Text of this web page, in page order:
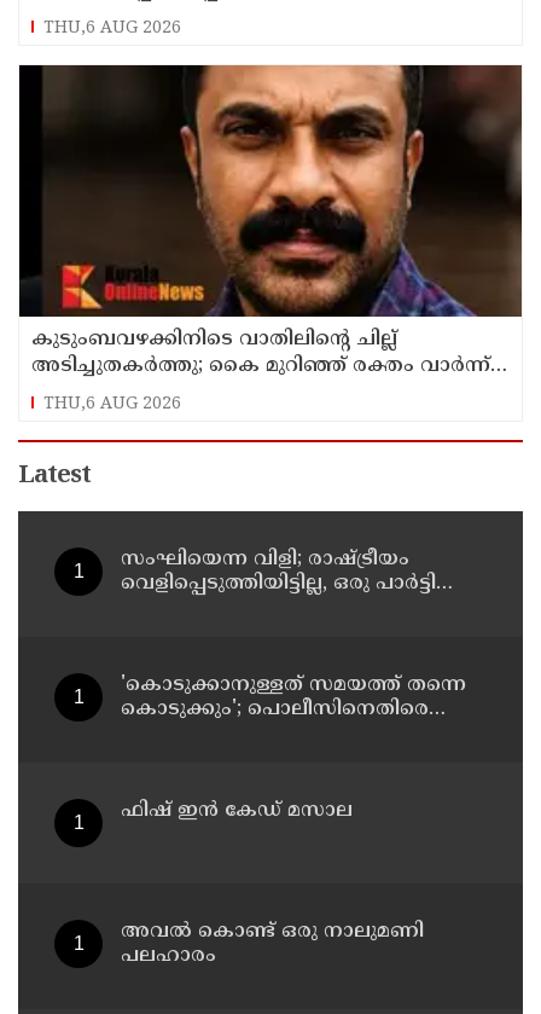
THU,6 AUG 2026
കുടുംബവഴക്കിനിടെ വാതിലിന്റെ ചില്ല്
അടിച്ചുതകര്‍ത്തു; കൈ മുറിഞ്ഞ് രക്തം വാര്‍ന്ന്
49-കാരന് ദാരുണാന്ത്യം
THU,6 AUG 2026
Latest
സംഘിയെന്ന വിളി; രാഷ്ട്രീയം
വെളിപ്പെടുത്തിയിട്ടില്ല, ഒരു പാര്‍ട്ടിയും
'കൊടുക്കാനുള്ളത് സമയത്ത് തന്നെ
കൊടുക്കും'; പൊലീസിനെതിരെ
ഫിഷ് ഇൻ കേഡ് മസാല
അവൽ കൊണ്ട് ഒരു നാലുമണി
പലഹാരം